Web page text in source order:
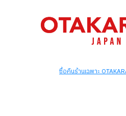
ซื้อคืนร้านเฉพาะ